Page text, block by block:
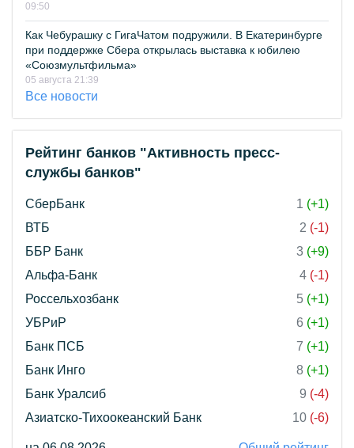
09:50
Как Чебурашку с ГигаЧатом подружили. В Екатеринбурге
при поддержке Сбера открылась выставка к юбилею
«Союзмультфильма»
05 августа 21:39
Все новости
Рейтинг банков "Активность пресс-
службы банков"
СберБанк 1 (+1)
ВТБ
2 (-1)
ББР Банк
3 (+9)
Альфа-Банк
4 (-1)
Россельхозбанк
5 (+1)
УБРиР
6 (+1)
Банк ПСБ
7 (+1)
Банк Инго
8 (+1)
Банк Уралсиб
9 (-4)
Азиатско-Тихоокеанский Банк
10 (-6)